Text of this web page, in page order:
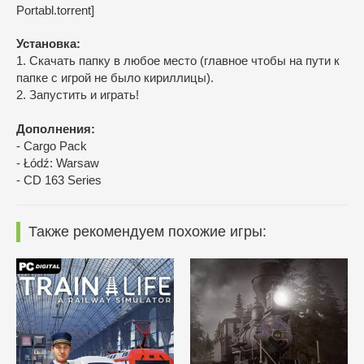
Portabl.torrent]
Установка:
1. Скачать папку в любое место (главное чтобы на пути к
папке с игрой не было кириллицы).
2. Запустить и играть!
Дополнения:
- Cargo Pack
- Łódź: Warsaw
- CD 163 Series
Также рекомендуем похожие игры: